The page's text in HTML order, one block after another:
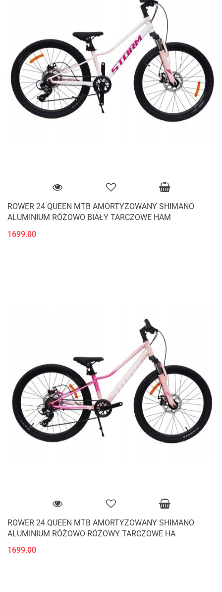
ROWER 24 QUEEN MTB AMORTYZOWANY SHIMANO
ALUMINIUM RÓŻOWO BIAŁY TARCZOWE HAM
1699.00
ROWER 24 QUEEN MTB AMORTYZOWANY SHIMANO
ALUMINIUM RÓŻOWO RÓŻOWY TARCZOWE HA
1699.00